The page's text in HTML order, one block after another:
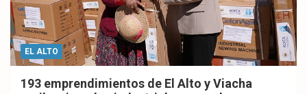
EL ALTO
193 emprendimientos de El Alto y Viacha